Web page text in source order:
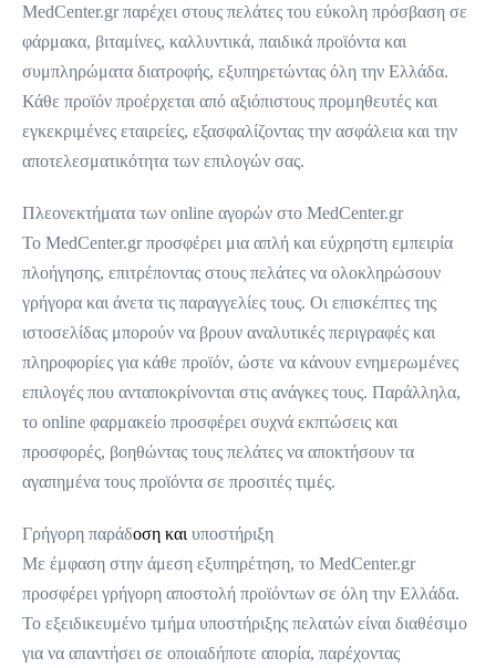
MedCenter.gr παρέχει στους πελάτες του εύκολη πρόσβαση σε
φάρμακα, βιταμίνες, καλλυντικά, παιδικά προϊόντα και
συμπληρώματα διατροφής, εξυπηρετώντας όλη την Ελλάδα.
Κάθε προϊόν προέρχεται από αξιόπιστους προμηθευτές και
εγκεκριμένες εταιρείες, εξασφαλίζοντας την ασφάλεια και την
αποτελεσματικότητα των επιλογών σας.
Πλεονεκτήματα των online αγορών στο MedCenter.gr
Το MedCenter.gr προσφέρει μια απλή και εύχρηστη εμπειρία
πλοήγησης, επιτρέποντας στους πελάτες να ολοκληρώσουν
γρήγορα και άνετα τις παραγγελίες τους. Οι επισκέπτες της
ιστοσελίδας μπορούν να βρουν αναλυτικές περιγραφές και
πληροφορίες για κάθε προϊόν, ώστε να κάνουν ενημερωμένες
επιλογές που ανταποκρίνονται στις ανάγκες τους. Παράλληλα,
το online φαρμακείο προσφέρει συχνά εκπτώσεις και
προσφορές, βοηθώντας τους πελάτες να αποκτήσουν τα
αγαπημένα τους προϊόντα σε προσιτές τιμές.
Γρήγορη παράδοση και υποστήριξη
Με έμφαση στην άμεση εξυπηρέτηση, το MedCenter.gr
προσφέρει γρήγορη αποστολή προϊόντων σε όλη την Ελλάδα.
Το εξειδικευμένο τμήμα υποστήριξης πελατών είναι διαθέσιμο
για να απαντήσει σε οποιαδήποτε απορία, παρέχοντας